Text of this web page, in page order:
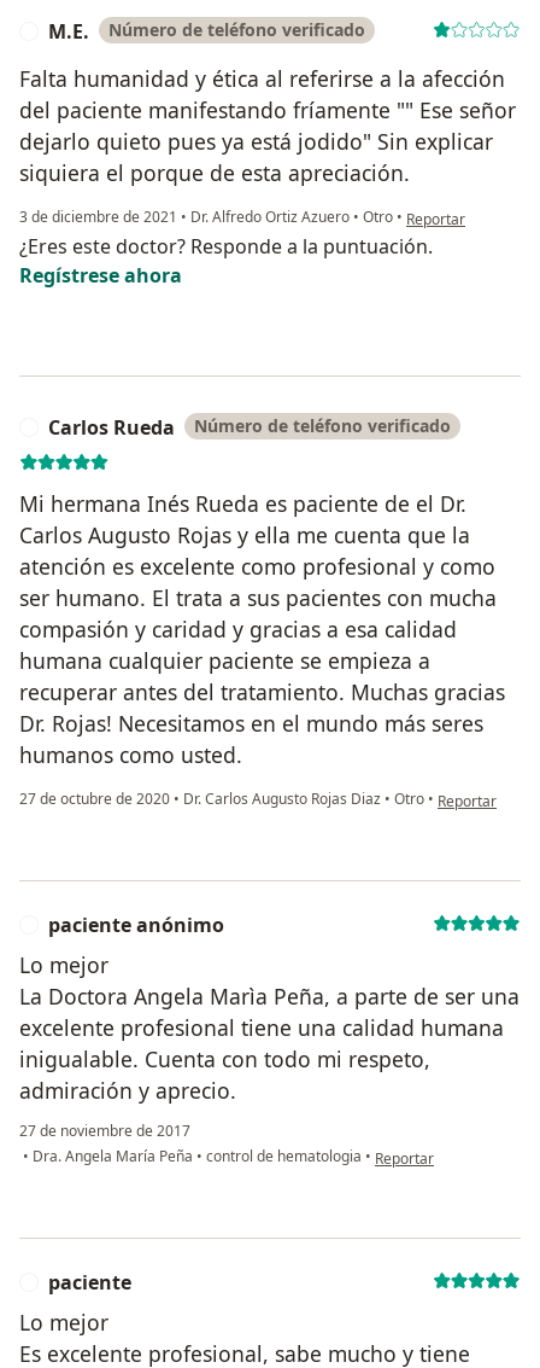
M.E. Número de teléfono verificado
Falta humanidad y ética al referirse a la afección
del paciente manifestando fríamente "" Ese señor
dejarlo quieto pues ya está jodido" Sin explicar
siquiera el porque de esta apreciación.
3 de diciembre de 2021 • Dr. Alfredo Ortiz Azuero • Otro • en opinión del
Reportar
¿Eres este doctor? Responde a la puntuación.
Regístrese ahora
Carlos Rueda Número de teléfono verificado
Mi hermana Inés Rueda es paciente de el Dr.
Carlos Augusto Rojas y ella me cuenta que la
atención es excelente como profesional y como
ser humano. El trata a sus pacientes con mucha
compasión y caridad y gracias a esa calidad
humana cualquier paciente se empieza a
recuperar antes del tratamiento. Muchas gracias
Dr. Rojas! Necesitamos en el mundo más seres
humanos como usted.
27 de octubre de 2020 • Dr. Carlos Augusto Rojas Diaz • Otro • en opinión del
Reportar
paciente anónimo
Lo mejor
La Doctora Angela Marìa Peña, a parte de ser una
excelente profesional tiene una calidad humana
inigualable. Cuenta con todo mi respeto,
admiración y aprecio.
27 de noviembre de 2017
• Dra. Angela María Peña • control de hematologia • en opinión del usuario
Reportar
paciente
Lo mejor
Es excelente profesional, sabe mucho y tiene